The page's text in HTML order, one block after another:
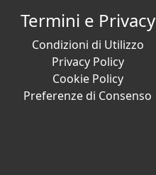
Termini e Privacy
Condizioni di Utilizzo
Privacy Policy
Cookie Policy
Preferenze di Consenso